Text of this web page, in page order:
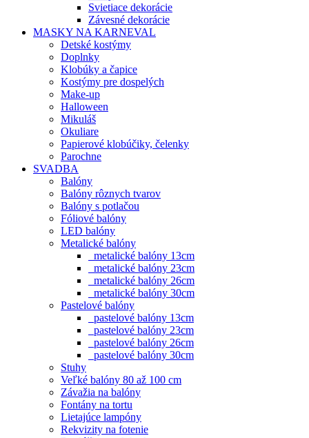
Svietiace dekorácie
Závesné dekorácie
MASKY NA KARNEVAL
Detské kostýmy
Doplnky
Klobúky a čapice
Kostýmy pre dospelých
Make-up
Halloween
Mikuláš
Okuliare
Papierové klobúčiky, čelenky
Parochne
SVADBA
Balóny
Balóny rôznych tvarov
Balóny s potlačou
Fóliové balóny
LED balóny
Metalické balóny
metalické balóny 13cm
metalické balóny 23cm
metalické balóny 26cm
metalické balóny 30cm
Pastelové balóny
pastelové balóny 13cm
pastelové balóny 23cm
pastelové balóny 26cm
pastelové balóny 30cm
Stuhy
Veľké balóny 80 až 100 cm
Závažia na balóny
Fontány na tortu
Lietajúce lampóny
Rekvizity na fotenie